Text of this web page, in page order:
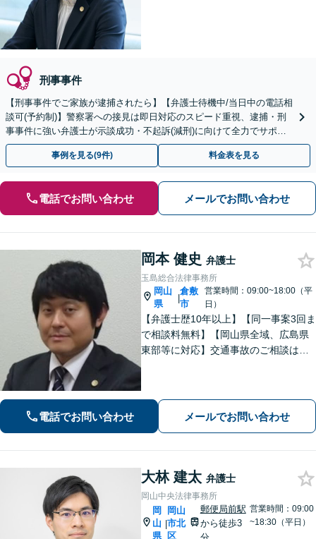
刑事事件
【刑事事件でご家族が逮捕されたら】【弁護士待機中/当日中の電話相
談可(予約制)】警察署への接見は即日対応のスピード重視、逮捕・刑
事事件に強い弁護士が示談成功・不起訴(減刑)に向けて全力でサポー
トします。【加害者側の相談専門】
事例を見る(9件) 料金表を見る
電話でお問い合わせ メールでお問い合わせ
岡本 健史 弁護士
玉島総合法律事務所
岡山
県
|
倉敷
市
営業時間：09:00~18:00（平
日）
【弁護士歴10年以上】【同一事案3回ま
で相談料無料】【岡山県全域、広島県
東部等に対応】交通事故のご相談はお
る方、ご相談ください。
電話でお問い合わせ メールでお問い合わせ
大林 建太 弁護士
岡山中央法律事務所
岡
山
県
|
岡山
市北
区
郵便局前駅
から徒歩3
営業時間：09:00
~18:30（平日）